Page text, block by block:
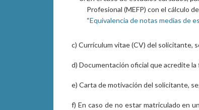
Profesional (MEFP) con el cálculo
“Equivalencia de notas medias de
c) Currículum vitae (CV) del solicitante,
d) Documentación oficial que acredite la
e) Carta de motivación del solicitante,
f) En caso de no estar matriculado en